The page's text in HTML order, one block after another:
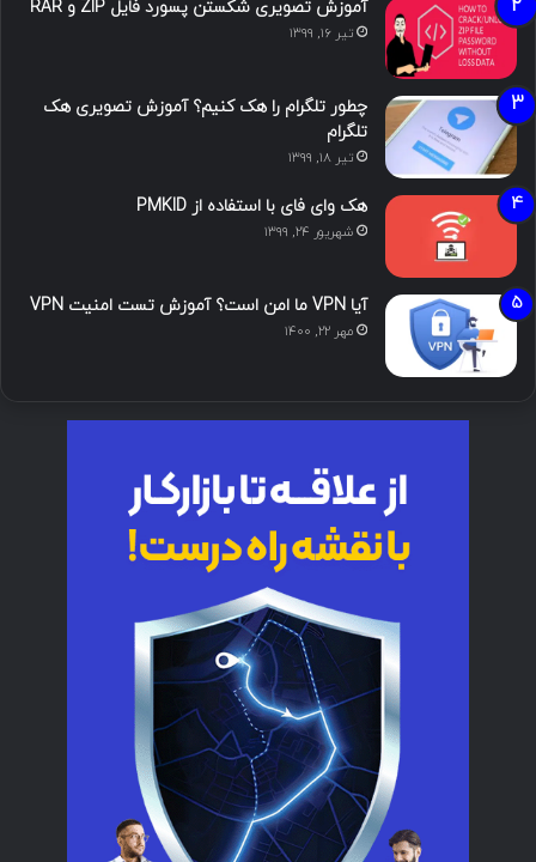
آموزش تصویری شکستن پسورد فایل ZIP و RAR
تیر ۱۶, ۱۳۹۹
چطور تلگرام را هک کنیم؟ آموزش تصویری هک
تلگرام
تیر ۱۸, ۱۳۹۹
هک وای فای با استفاده از PMKID
شهریور ۲۴, ۱۳۹۹
آیا VPN ما امن است؟ آموزش تست امنیت VPN
مهر ۲۲, ۱۴۰۰